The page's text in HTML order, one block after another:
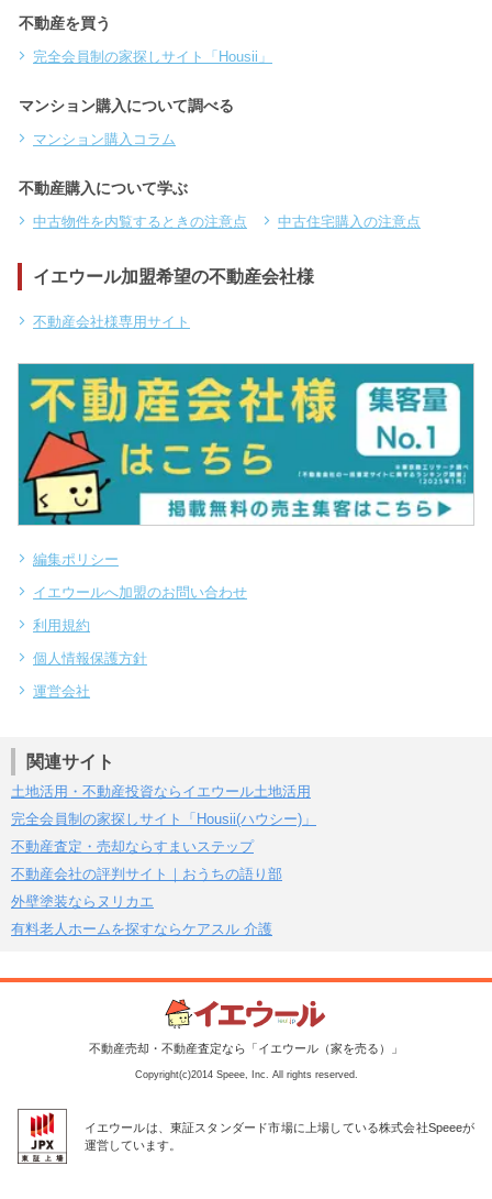
不動産を買う
完全会員制の家探しサイト「Housii」
マンション購入について調べる
マンション購入コラム
不動産購入について学ぶ
中古物件を内覧するときの注意点 中古住宅購入の注意点
イエウール加盟希望の不動産会社様
不動産会社様専用サイト
編集ポリシー
イエウールへ加盟のお問い合わせ
利用規約
個人情報保護方針
運営会社
関連サイト
土地活用・不動産投資ならイエウール土地活用
完全会員制の家探しサイト「Housii(ハウシー)」
不動産査定・売却ならすまいステップ
不動産会社の評判サイト｜おうちの語り部
外壁塗装ならヌリカエ
有料老人ホームを探すならケアスル 介護
不動産売却・不動産査定なら「イエウール（家を売る）」
Copyright(c)2014 Speee, Inc. All rights reserved.
イエウールは、東証スタンダード市場に上場している株式会社Speeeが
運営しています。